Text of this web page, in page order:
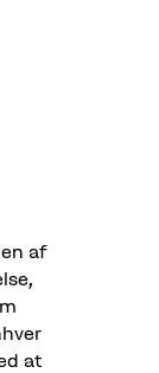
af
at